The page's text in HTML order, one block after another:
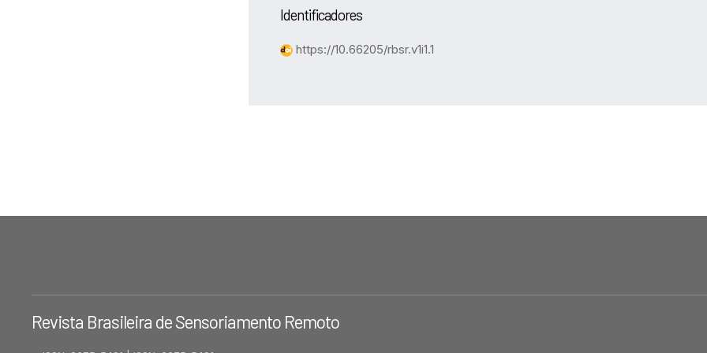
Identificadores
https://10.66205/rbsr.v1i1.1
Revista Brasileira de Sensoriamento Remoto